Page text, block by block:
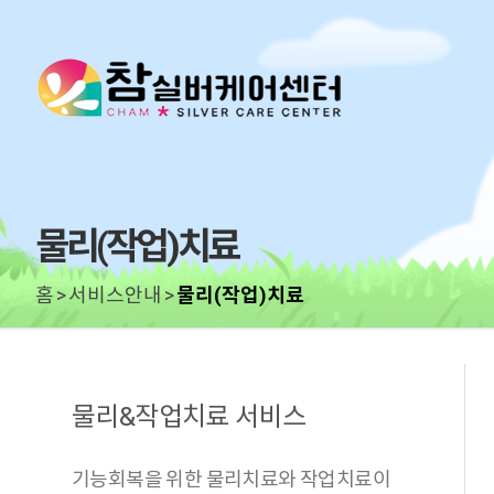
물리(작업)치료
홈 서비스안내 물리(작업)치료
물리&작업치료 서비스
기능회복을 위한 물리치료와 작업치료이